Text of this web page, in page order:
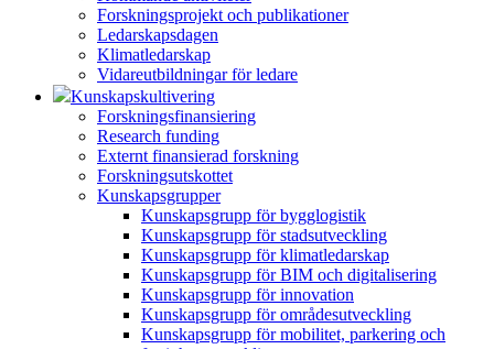
Forskningsprojekt och publikationer
Ledarskapsdagen
Klimatledarskap
Vidareutbildningar för ledare
Kunskapskultivering
Forskningsfinansiering
Research funding
Externt finansierad forskning
Forskningsutskottet
Kunskapsgrupper
Kunskapsgrupp för bygglogistik
Kunskapsgrupp för stadsutveckling
Kunskapsgrupp för klimatledarskap
Kunskapsgrupp för BIM och digitalisering
Kunskapsgrupp för innovation
Kunskapsgrupp för områdesutveckling
Kunskapsgrupp för mobilitet, parkering och